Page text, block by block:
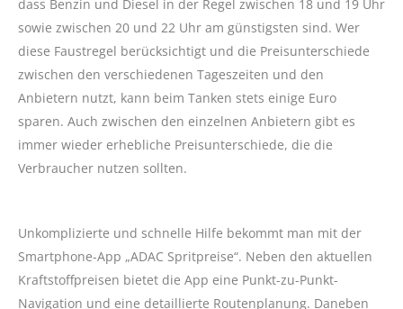
dass Benzin und Diesel in der Regel zwischen 18 und 19 Uhr
sowie zwischen 20 und 22 Uhr am günstigsten sind. Wer
diese Faustregel berücksichtigt und die Preisunterschiede
zwischen den verschiedenen Tageszeiten und den
Anbietern nutzt, kann beim Tanken stets einige Euro
sparen. Auch zwischen den einzelnen Anbietern gibt es
immer wieder erhebliche Preisunterschiede, die die
Verbraucher nutzen sollten.
Unkomplizierte und schnelle Hilfe bekommt man mit der
Smartphone-App „ADAC Spritpreise“. Neben den aktuellen
Kraftstoffpreisen bietet die App eine Punkt-zu-Punkt-
Navigation und eine detaillierte Routenplanung. Daneben